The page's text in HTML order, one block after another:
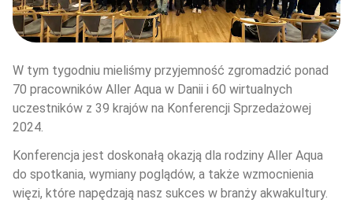
W tym tygodniu mieliśmy przyjemność zgromadzić ponad
70 pracowników Aller Aqua w Danii i 60 wirtualnych
uczestników z 39 krajów na Konferencji Sprzedażowej
2024.
Konferencja jest doskonałą okazją dla rodziny Aller Aqua
do spotkania, wymiany poglądów, a także wzmocnienia
więzi, które napędzają nasz sukces w branży akwakultury.